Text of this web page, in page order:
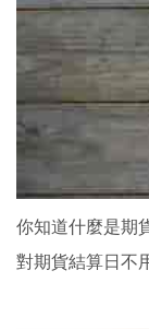
你知道什麼是期
對期貨結算日不